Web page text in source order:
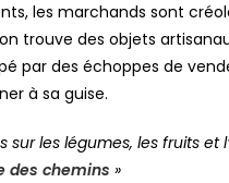
les marchands sont
trouve des objets
par des échoppes de
à sa guise.
sur les légumes, les fruits et
des chemins »